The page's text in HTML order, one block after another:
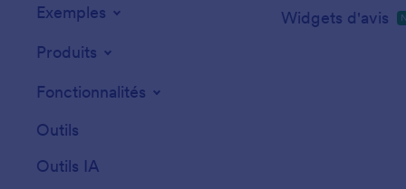
Exemples
Produits
Fonctionnalités
Outils
Outils IA
Widgets d'avis